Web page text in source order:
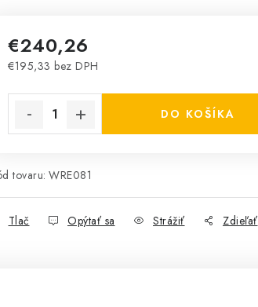
€240,26
€195,33 bez DPH
DO KOŠÍKA
tovaru: WRE081
Tlač Opýtať sa Strážiť Zdieľať